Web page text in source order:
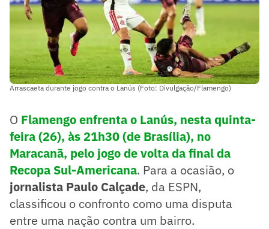
Arrascaeta durante jogo contra o Lanús (Foto: Divulgação/Flamengo)
O Flamengo enfrenta o Lanús, nesta quinta-
feira (26), às 21h30 (de Brasília), no
Maracanã, pelo jogo de volta da final da
Recopa Sul-Americana. Para a ocasião, o
jornalista Paulo Calçade, da ESPN,
classificou o confronto como uma disputa
entre uma nação contra um bairro.